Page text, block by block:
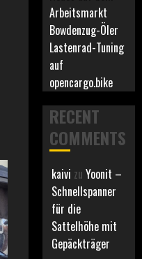
Arbeitsmarkt
Bowdenzug-Öler
Lastenrad-Tuning
auf
opencargo.bike
RECENT
COMMENTS
kaivi zuYoonit –
Schnellspanner
für die
Sattelhöhe mit
Gepäckträger